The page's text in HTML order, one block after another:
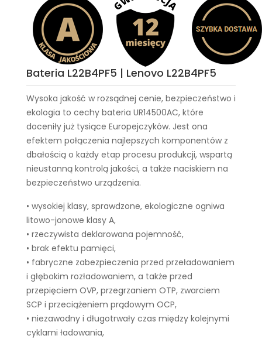
Bateria L22B4PF5 | Lenovo L22B4PF5
Wysoka jakość w rozsądnej cenie, bezpieczeństwo i
ekologia to cechy bateria UR14500AC, które
doceniły już tysiące Europejczyków. Jest ona
efektem połączenia najlepszych komponentów z
dbałością o każdy etap procesu produkcji, wspartą
nieustanną kontrolą jakości, a także naciskiem na
bezpieczeństwo urządzenia.
• wysokiej klasy, sprawdzone, ekologiczne ogniwa
litowo-jonowe klasy A,
• rzeczywista deklarowana pojemność,
• brak efektu pamięci,
• fabryczne zabezpieczenia przed przeładowaniem
i głębokim rozładowaniem, a także przed
przepięciem OVP, przegrzaniem OTP, zwarciem
SCP i przeciążeniem prądowym OCP,
• niezawodny i długotrwały czas między kolejnymi
cyklami ładowania,